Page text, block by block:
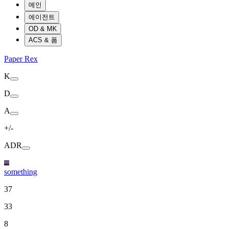
메인
에이전트
OD & MK
ACS & 폼
Paper Rex
K
D
A
+/-
ADR
something
37
33
8